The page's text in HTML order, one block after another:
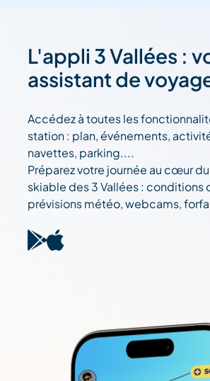
L'appli 3 Vallées :
assistant de
Accédez à toutes les
station : plan, événements,
navettes, parking....
Préparez votre journée au cœur
skiable des 3 Vallées : conditions
prévisions météo, webcams,